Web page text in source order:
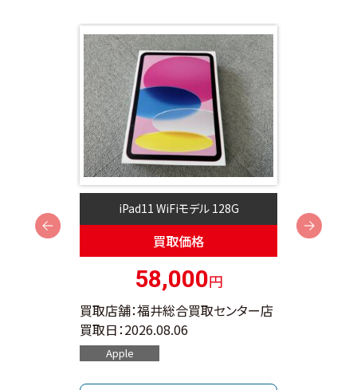
iPad11 WiFiモデル 128G
買取価格
58,000円
買取店舗：福井総合買取センター店
買取日：2026.08.06
Apple
Next